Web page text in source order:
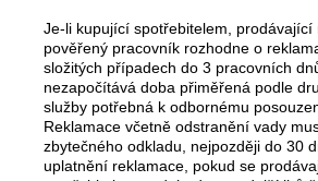
Je-li kupující spotřebitelem, prodávající
pověřený pracovník rozhodne o
složitých případech do 3 pracovních
nezapočítává doba přiměřená podle
služby potřebná k odbornému
Reklamace včetně odstranění vady
zbytečného odkladu, nejpozději do 30
uplatnění reklamace, pokud se